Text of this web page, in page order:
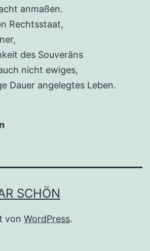
anmaßen.
Rechtsstaat,
des Souveräns
nicht ewiges,
Dauer angelegtes Leben.
SCHÖN
von WordPress.